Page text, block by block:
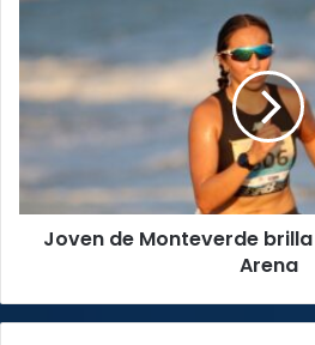
Monteverde
brilla
Sol
y
ArenaJoven de Monteverde
Arena